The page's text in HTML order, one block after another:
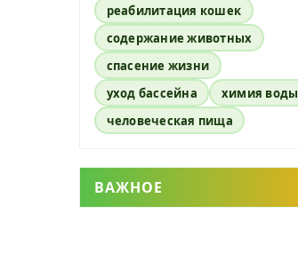
реабилитация кошек
содержание животных
спасение жизни
уход бассейна
химия воды
человеческая пища
ВАЖНОЕ